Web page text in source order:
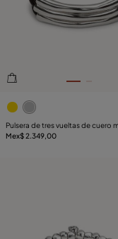
4.9de 5 Valoración
Pulsera de tres vueltas de cuero
detalles bañados en plata de ley
Mex$ 2.349,00